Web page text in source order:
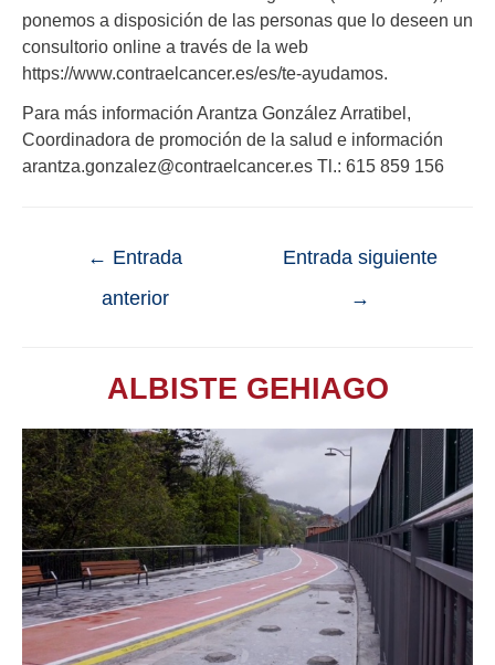
ponemos a disposición de las personas que lo deseen un
consultorio online a través de la web
https://www.contraelcancer.es/es/te-ayudamos.
Para más información Arantza González Arratibel,
Coordinadora de promoción de la salud e información
arantza.gonzalez@contraelcancer.es Tl.: 615 859 156
← Entrada
anterior
Entrada siguiente
→
ALBISTE GEHIAGO